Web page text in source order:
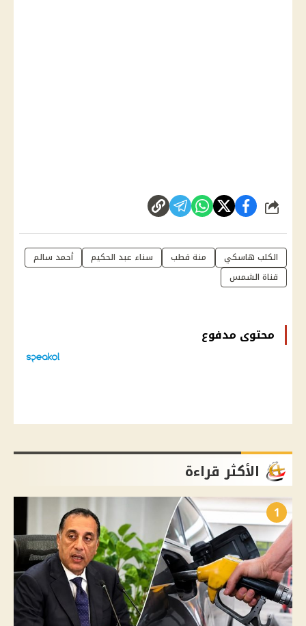
شارك
الكلب هاسكي منة قطب سناء عبد الحكيم
أحمد سالم
قناة الشمس
محتوى مدفوع
الأكثر قراءة
1